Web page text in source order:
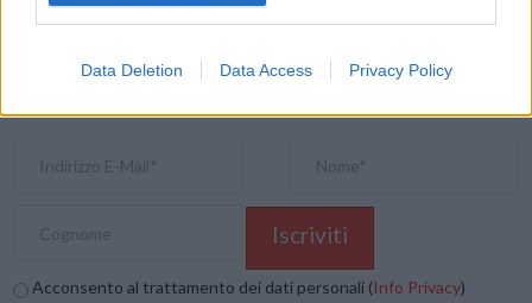
Data Deletion Data Access Privacy Policy
Vuoi ricevere gli aggiornamenti delle news di TecnoGazzetta?
Inserisci nome ed indirizzo E-Mail:
Acconsento al trattamento dei dati personali (Info Privacy)